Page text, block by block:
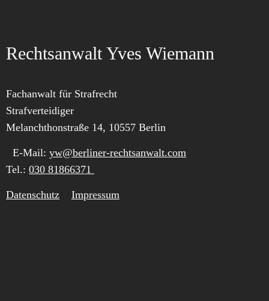
Rechtsanwalt Yves Wiemann
Fachanwalt für Strafrecht
Strafverteidiger
Melanchthonstraße 14, 10557 Berlin
E-Mail: yw@berliner-rechtsanwalt.com
Tel.: 030 81866371
Datenschutz Impressum